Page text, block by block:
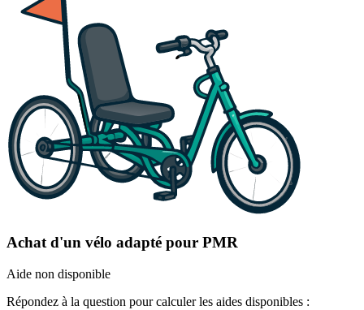
Achat d'un vélo adapté pour PMR
Aide non disponible
Répondez à la question pour calculer les aides disponibles :